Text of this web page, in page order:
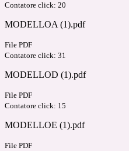
Contatore click: 20
MODELLOA (1).pdf
File PDF
Contatore click: 31
MODELLOD (1).pdf
File PDF
Contatore click: 15
MODELLOE (1).pdf
File PDF